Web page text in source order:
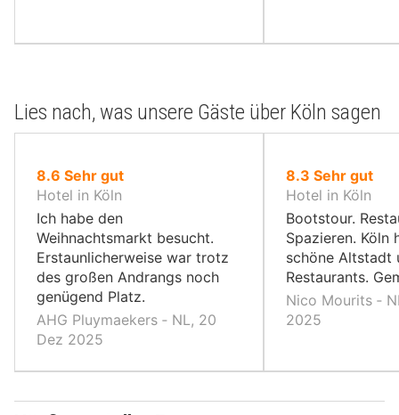
Lies nach, was unsere Gäste über Köln sagen
8.6 von
10,
Sehr gut
Hotel in Köln
Ich habe den
Weihnachtsmarkt besucht.
Erstaunlicherweise war trotz
des großen Andrangs noch
genügend Platz.
AHG Pluymaekers ‐ NL, 20
Dez 2025
8.3 von
10,
Sehr gut
Hotel in Köln
Bootstour.
Spazieren. Köln
schöne Altstadt
Restaurants.
Nico Mourits ‐
2025